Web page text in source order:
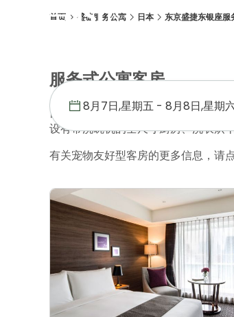
首页 盛捷服务公寓 日本 东京盛捷东银座服
服务式公寓客房
自您抵达的那一刻起，所有客房均配
设有带洗碗机的全尺寸厨房、洗衣烘
有关宠物友好型客房的更多信息，请